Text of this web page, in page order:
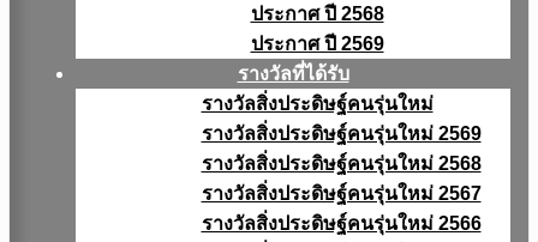
ประกาศ ปี 2568
ประกาศ ปี 2569
รางวัลที่ได้รับ
รางวัลสิ่งประดิษฐ์คนรุ่นใหม่
รางวัลสิ่งประดิษฐ์คนรุ่นใหม่ 2569
รางวัลสิ่งประดิษฐ์คนรุ่นใหม่ 2568
รางวัลสิ่งประดิษฐ์คนรุ่นใหม่ 2567
รางวัลสิ่งประดิษฐ์คนรุ่นใหม่ 2566